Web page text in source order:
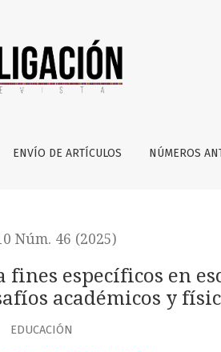
militares: estrategias para
ENVÍO DE ARTÍCULOS NÚMEROS
Núm. 46 (2025)
específicos en
académicos y
EDUCACIÓN